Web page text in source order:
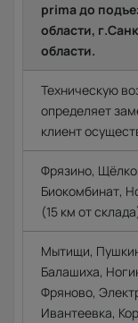
prima до
области,
области.
Техническую
определяет
клиент
Фрязино,
Биокомбинат,
(15 км от
Мытищи,
Балашиха,
Фряново,
Ивантеевка,